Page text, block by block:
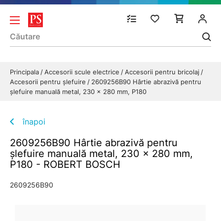
Principala Accesorii scule electrice
Accesorii pentru bricolaj
Accesorii pentru șlefuire
2609256B90 Hârtie abrazivă pentru
șlefuire manuală metal, 230 x 280 mm, P180
înapoi
2609256B90 Hârtie abrazivă pentru
șlefuire manuală metal, 230 x 280 mm,
P180 - ROBERT BOSCH
2609256B90